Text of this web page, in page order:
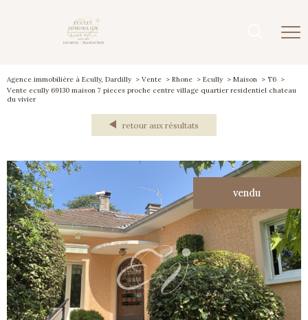
Agence immobilière à Ecully, Dardilly Vente Rhone Ecully Maison
T6
Vente ecully 69130 maison 7 pieces proche centre village quartier residentiel chateau
du vivier
retour aux résultats
vendu